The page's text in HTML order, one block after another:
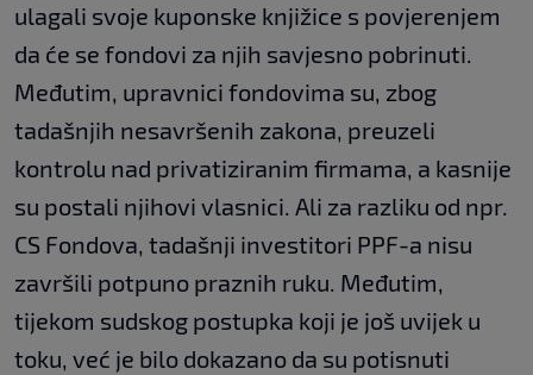
ulagali svoje kuponske knjižice s povjerenjem
da će se fondovi za njih savjesno pobrinuti.
Međutim, upravnici fondovima su, zbog
tadašnjih nesavršenih zakona, preuzeli
kontrolu nad privatiziranim firmama, a kasnije
su postali njihovi vlasnici. Ali za razliku od npr.
CS Fondova, tadašnji investitori PPF-a nisu
završili potpuno praznih ruku. Međutim,
tijekom sudskog postupka koji je još uvijek u
toku, već je bilo dokazano da su potisnuti